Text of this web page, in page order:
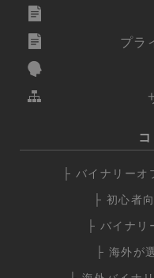
プラ
├ バイナリーオ
├ 初心者
├ バイナリ
├ 海外が